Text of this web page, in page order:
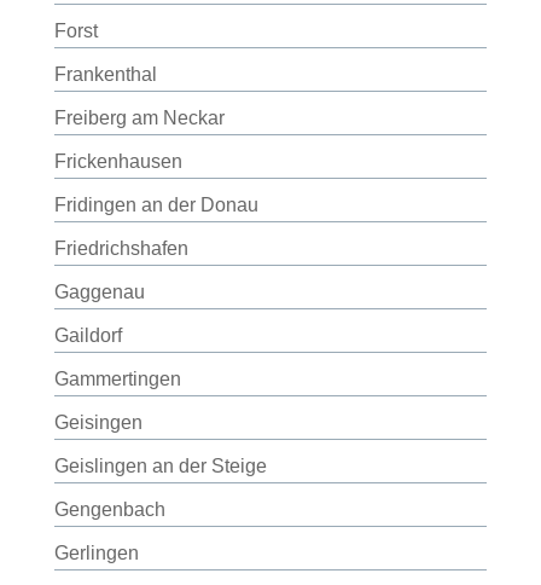
Forst
Frankenthal
Freiberg am Neckar
Frickenhausen
Fridingen an der Donau
Friedrichshafen
Gaggenau
Gaildorf
Gammertingen
Geisingen
Geislingen an der Steige
Gengenbach
Gerlingen